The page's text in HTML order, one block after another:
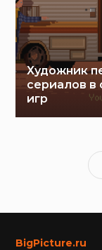
Художник
сериалов в
игр
BigPicture.ru